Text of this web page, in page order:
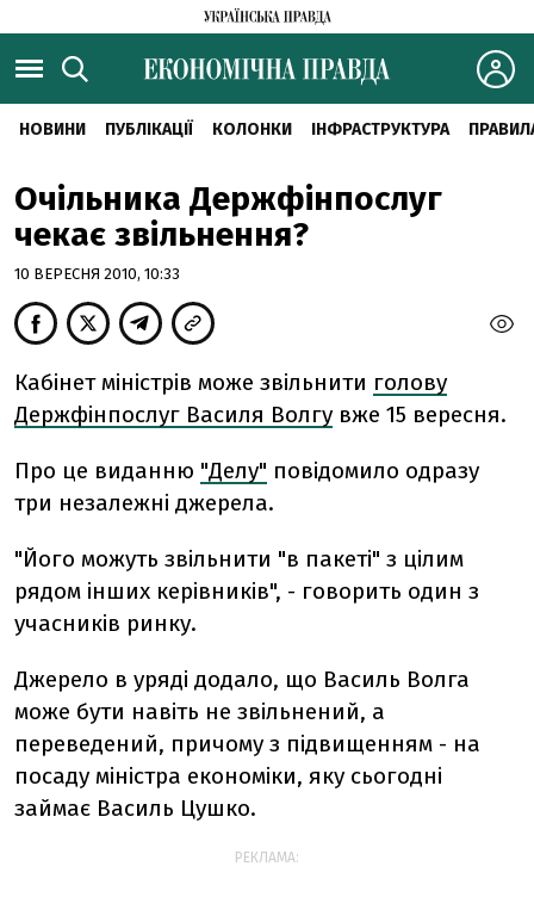
НОВИНИ ПУБЛІКАЦІЇ КОЛОНКИ ІНФРАСТРУКТУРА
Очільника Держфінпослуг
чекає звільнення?
10 ВЕРЕСНЯ 2010, 10:33
Кабінет міністрів може звільнити голову
Держфінпослуг Василя Волгу вже 15 вересня.
Про це виданню "Делу" повідомило одразу
три незалежні джерела.
"Його можуть звільнити "в пакеті" з цілим
рядом інших керівників", - говорить один з
учасників ринку.
Джерело в уряді додало, що Василь Волга
може бути навіть не звільнений, а
переведений, причому з підвищенням - на
посаду міністра економіки, яку сьогодні
займає Василь Цушко.
РЕКЛАМА: